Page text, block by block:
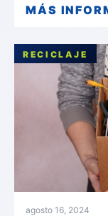
MÁS
RECICLAJE
agosto 16, 2024